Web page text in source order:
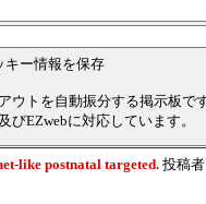
キー情報を保存
ウトを自動振分する掲示板で
びEZwebに対応しています。
like postnatal targeted. 投稿